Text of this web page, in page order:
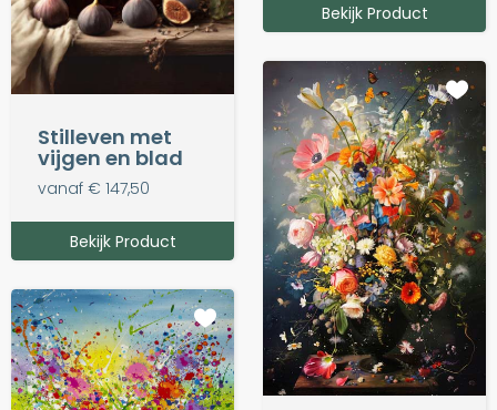
Bekijk Product
Stilleven met
vijgen en blad
vanaf € 147,50
Bekijk Product